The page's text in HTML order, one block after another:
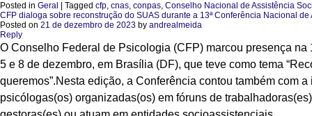
Posted in Geral Tagged cfp, cnas, conpas, Conselho Nacional de Assistência
CFP dialoga sobre reconstrução do SUAS durante a 13ª Conferência Nacional de
Posted on 21 de dezembro de 2023 by andrealmeida
Reply
O Conselho Federal de Psicologia (CFP) marcou presença na
5 e 8 de dezembro, em Brasília (DF), que teve como tema
queremos”.Nesta edição, a Conferência contou também com
psicólogas(os) organizadas(os) em fóruns de